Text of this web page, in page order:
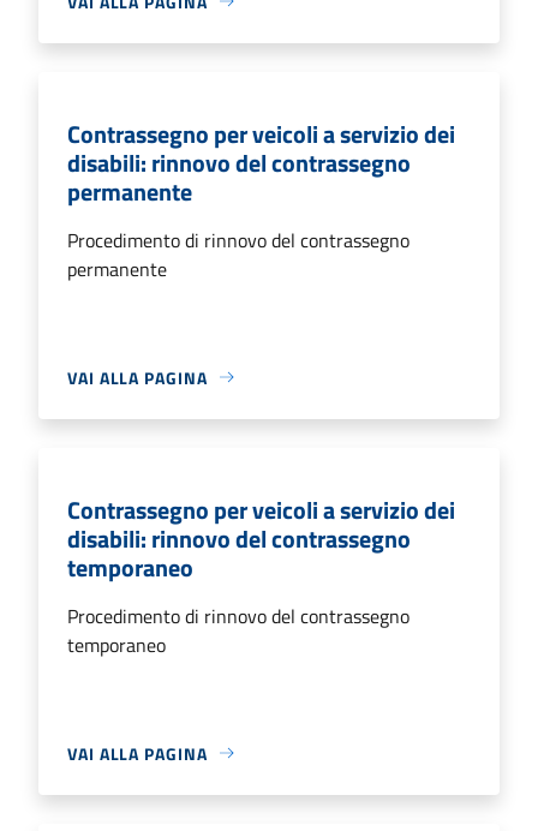
Contrassegno per veicoli a servizio dei
disabili: rinnovo del contrassegno
permanente
Procedimento di rinnovo del contrassegno
permanente
VAI ALLA PAGINA
Contrassegno per veicoli a servizio dei
disabili: rinnovo del contrassegno
temporaneo
Procedimento di rinnovo del contrassegno
temporaneo
VAI ALLA PAGINA